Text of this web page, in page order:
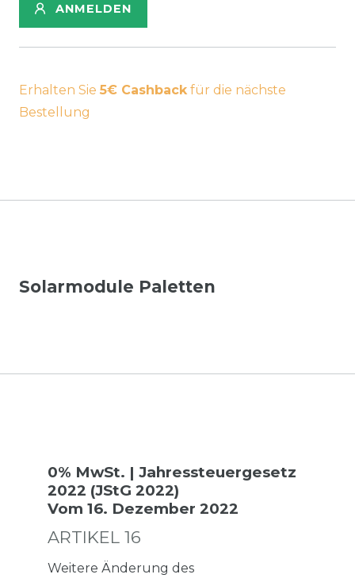
ANMELDEN
Erhalten Sie 5€ Cashbackfür die nächste
Bestellung
Solarmodule Paletten
0% MwSt. | Jahressteuergesetz
2022 (JStG 2022)
Vom 16. Dezember 2022
ARTIKEL 16
Weitere Änderung des